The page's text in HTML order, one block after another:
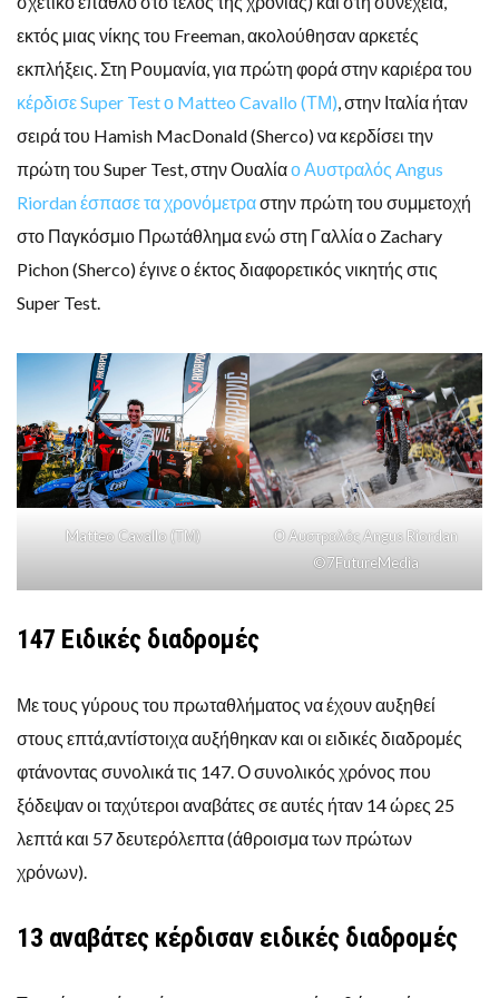
εκτός μιας νίκης του Freeman, ακολούθησαν αρκετές
εκπλήξεις. Στη Ρουμανία, για πρώτη φορά στην καριέρα του
κέρδισε Super Test ο Matteo Cavallo (ΤΜ) , στην Ιταλία ήταν
σειρά του Hamish MacDonald (Sherco) να κερδίσει την
πρώτη του Super Test, στην Ουαλίαο Αυστραλός Angus
Riordan έσπασε τα χρονόμετραστην πρώτη του συμμετοχή
στο Παγκόσμιο Πρωτάθλημα ενώ στη Γαλλία ο Zachary
Pichon (Sherco) έγινε ο έκτος διαφορετικός νικητής στις
Super Test.
Matteo Cavallo (ΤΜ)
Ο Αυστραλός Angus Riordan
©7FutureMedia
147 Ειδικές διαδρομές
Με τους γύρους του πρωταθλήματος να έχουν αυξηθεί
στους επτά,αντίστοιχα αυξήθηκαν και οι ειδικές διαδρομές
φτάνοντας συνολικά τις 147. Ο συνολικός χρόνος που
ξόδεψαν οι ταχύτεροι αναβάτες σε αυτές ήταν 14 ώρες 25
λεπτά και 57 δευτερόλεπτα (άθροισμα των πρώτων
χρόνων).
13 αναβάτες κέρδισαν ειδικές διαδρομές